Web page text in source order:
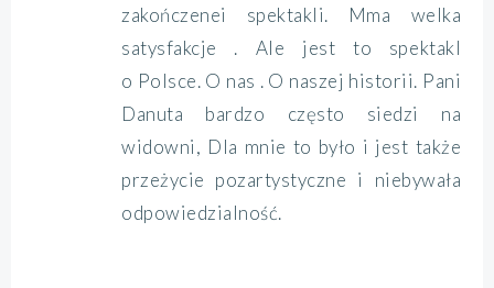
zakończenei spektakli. Mma welka
satysfakcje . Ale jest to spektakl
o Polsce. O nas . O naszej historii. Pani
Danuta bardzo często siedzi na
widowni, Dla mnie to było i jest także
przeżycie pozartystyczne i niebywała
odpowiedzialność.